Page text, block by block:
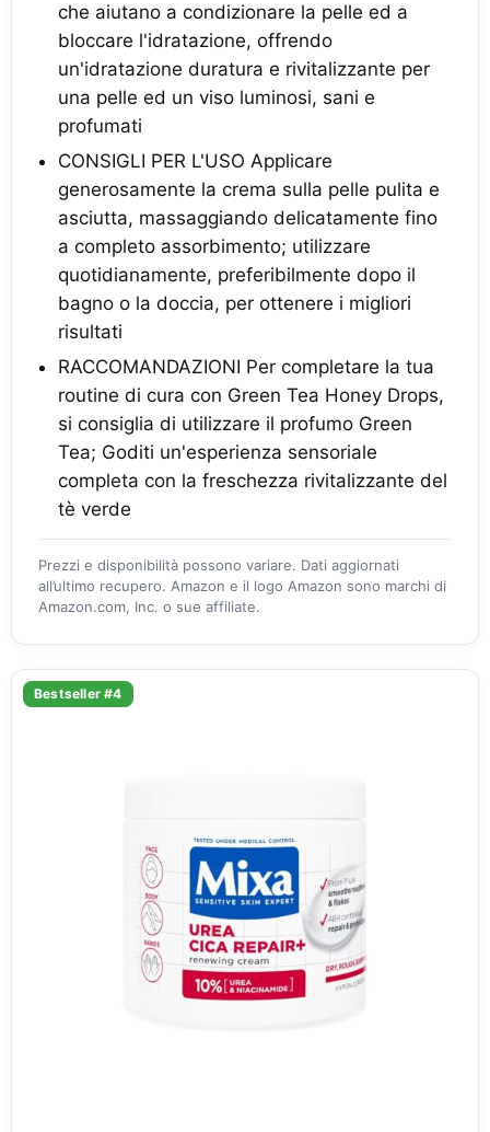
che aiutano a condizionare la pelle ed a
bloccare l'idratazione, offrendo
un'idratazione duratura e rivitalizzante per
una pelle ed un viso luminosi, sani e
profumati
CONSIGLI PER L'USO Applicare
generosamente la crema sulla pelle pulita e
asciutta, massaggiando delicatamente fino
a completo assorbimento; utilizzare
quotidianamente, preferibilmente dopo il
bagno o la doccia, per ottenere i migliori
risultati
RACCOMANDAZIONI Per completare la tua
routine di cura con Green Tea Honey Drops,
si consiglia di utilizzare il profumo Green
Tea; Goditi un'esperienza sensoriale
completa con la freschezza rivitalizzante del
tè verde
Prezzi e disponibilità possono variare. Dati aggiornati
all’ultimo recupero. Amazon e il logo Amazon sono marchi di
Amazon.com, Inc. o sue affiliate.
Bestseller #4